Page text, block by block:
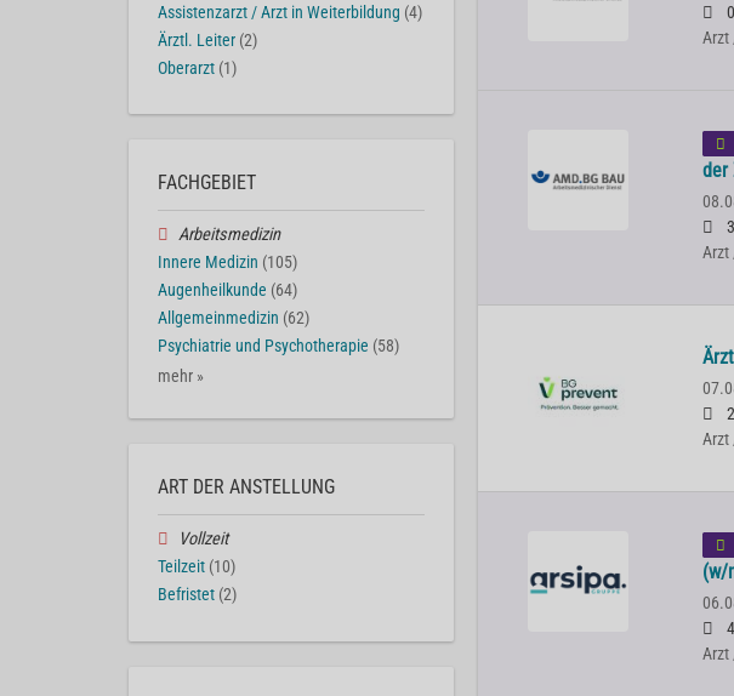
Arzt
der
Arzt
Arzt
(w/
Arzt
Assistenzarzt / Arzt in Weiterbildung (4)
Ärztl. Leiter (2)
Oberarzt (1)
FACHGEBIET
Arbeitsmedizin
Innere Medizin (105)
Augenheilkunde (64)
Allgemeinmedizin (62)
Psychiatrie und Psychotherapie (58)
mehr »
ART DER ANSTELLUNG
Vollzeit
Teilzeit (10)
Befristet (2)